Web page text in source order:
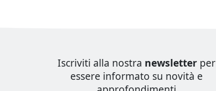
Iscriviti alla nostra newsletter per
essere informato su novità e